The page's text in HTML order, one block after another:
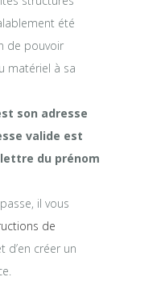
été
de pouvoir
matériel à sa
son adresse
valide est
du prénom
il vous
de
d’en créer un